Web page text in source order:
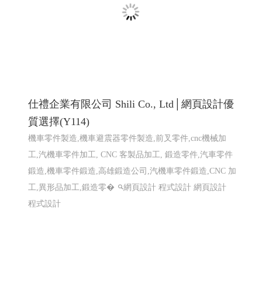
廣告招牌形象設計_114高雄網頁設計 高雄程
式設計 高雄軟體開發
招牌設計│ 戶外招牌, 鐵殼字招牌, 千那潤造型招牌, 金屬
鐵件│ 鐵件不鏽鋼製品, 平面設計印刷│ 大圖輸出, 名
片/DM/招牌設計, 包裝設計, 帆布旗幟印刷設計, 其他印刷
設計, 壓克力商品│ �
高雄軟體開發 網頁設計 程式設
計高雄軟體開發 網頁設計 程式設計